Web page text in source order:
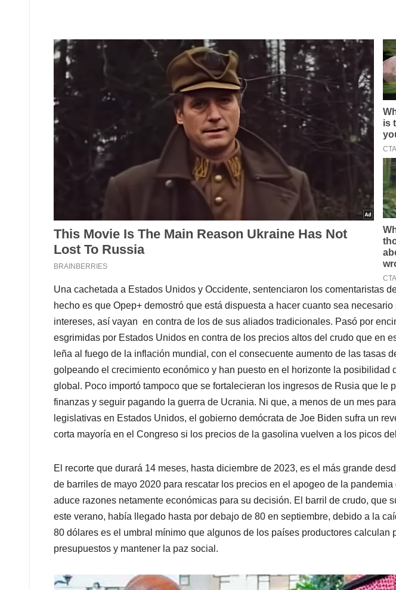
Una cachetada a Estados Unidos y Occidente, sentenciaron los comentaristas
hecho es que Opep+ demostró que está dispuesta a hacer cuanto sea
intereses, así vayan en contra de los de sus aliados tradicionales. Pasó por
esgrimidas por Estados Unidos en contra de los precios altos del crudo que en
leña al fuego de la inflación mundial, con el consecuente aumento de las tasas
golpeando el crecimiento económico y han puesto en el horizonte la posibilidad
global. Poco importó tampoco que se fortalecieran los ingresos de Rusia que le
finanzas y seguir pagando la guerra de Ucrania. Ni que, a menos de un mes
legislativas en Estados Unidos, el gobierno demócrata de Joe Biden sufra un
corta mayoría en el Congreso si los precios de la gasolina vuelven a los picos
El recorte que durará 14 meses, hasta diciembre de 2023, es el más grande
de barriles de mayo 2020 para rescatar los precios en el apogeo de la pandemia
aduce razones netamente económicas para su decisión. El barril de crudo, que
este verano, había llegado hasta por debajo de 80 en septiembre, debido a la
80 dólares es el umbral mínimo que algunos de los países productores calculan
presupuestos y mantener la paz social.